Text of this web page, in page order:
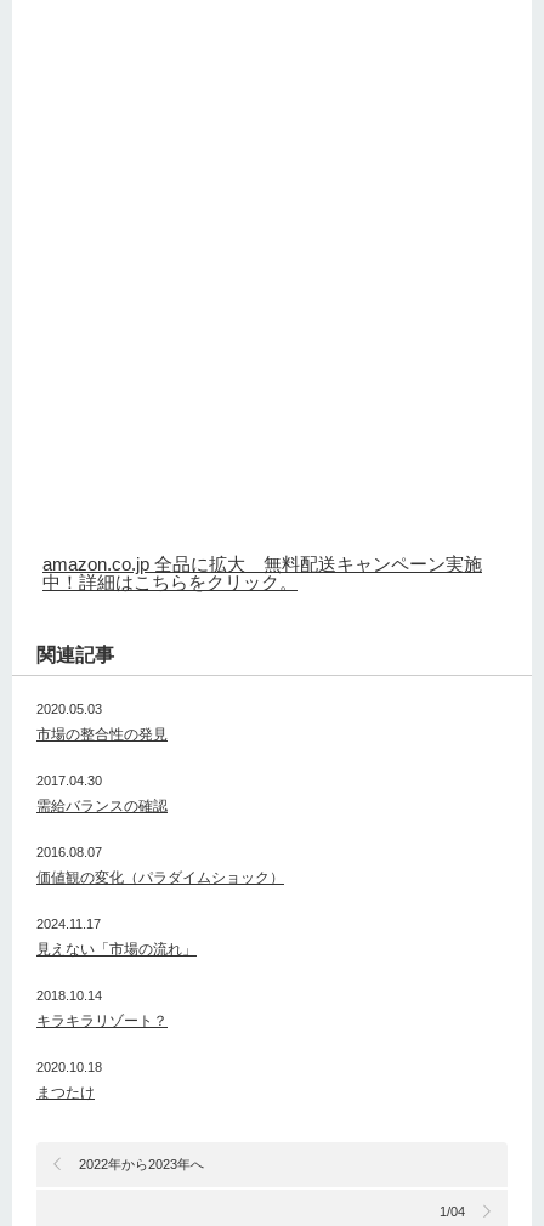
amazon.co.jp 全品に拡大 無料配送キャンペーン実施
中！詳細はこちらをクリック。
関連記事
2020.05.03
市場の整合性の発見
2017.04.30
需給バランスの確認
2016.08.07
価値観の変化（パラダイムショック）
2024.11.17
見えない「市場の流れ」
2018.10.14
キラキラリゾート？
2020.10.18
まつたけ
2022年から2023年へ
1/04